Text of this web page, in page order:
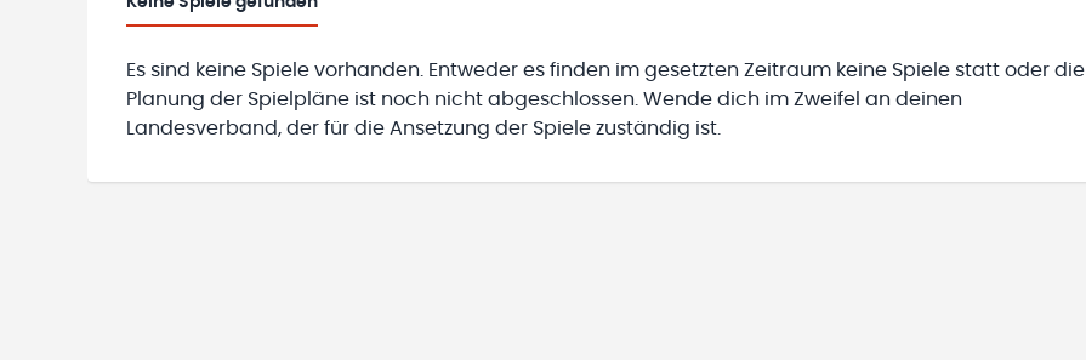
Es sind keine Spiele vorhanden. Entweder es finden im gesetzten Zeitraum keine Spiele statt oder die
Planung der Spielpläne ist noch nicht abgeschlossen. Wende dich im Zweifel an deinen
Landesverband, der für die Ansetzung der Spiele zuständig ist.